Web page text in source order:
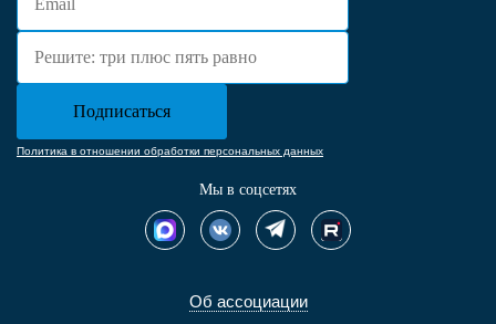
Об ассоциации
Политика в отношении обработки персональных данных
Мы в соцсетях